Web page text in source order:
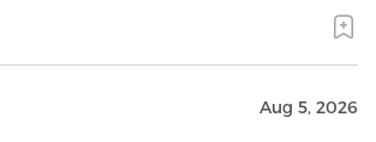
Aug 5, 2026